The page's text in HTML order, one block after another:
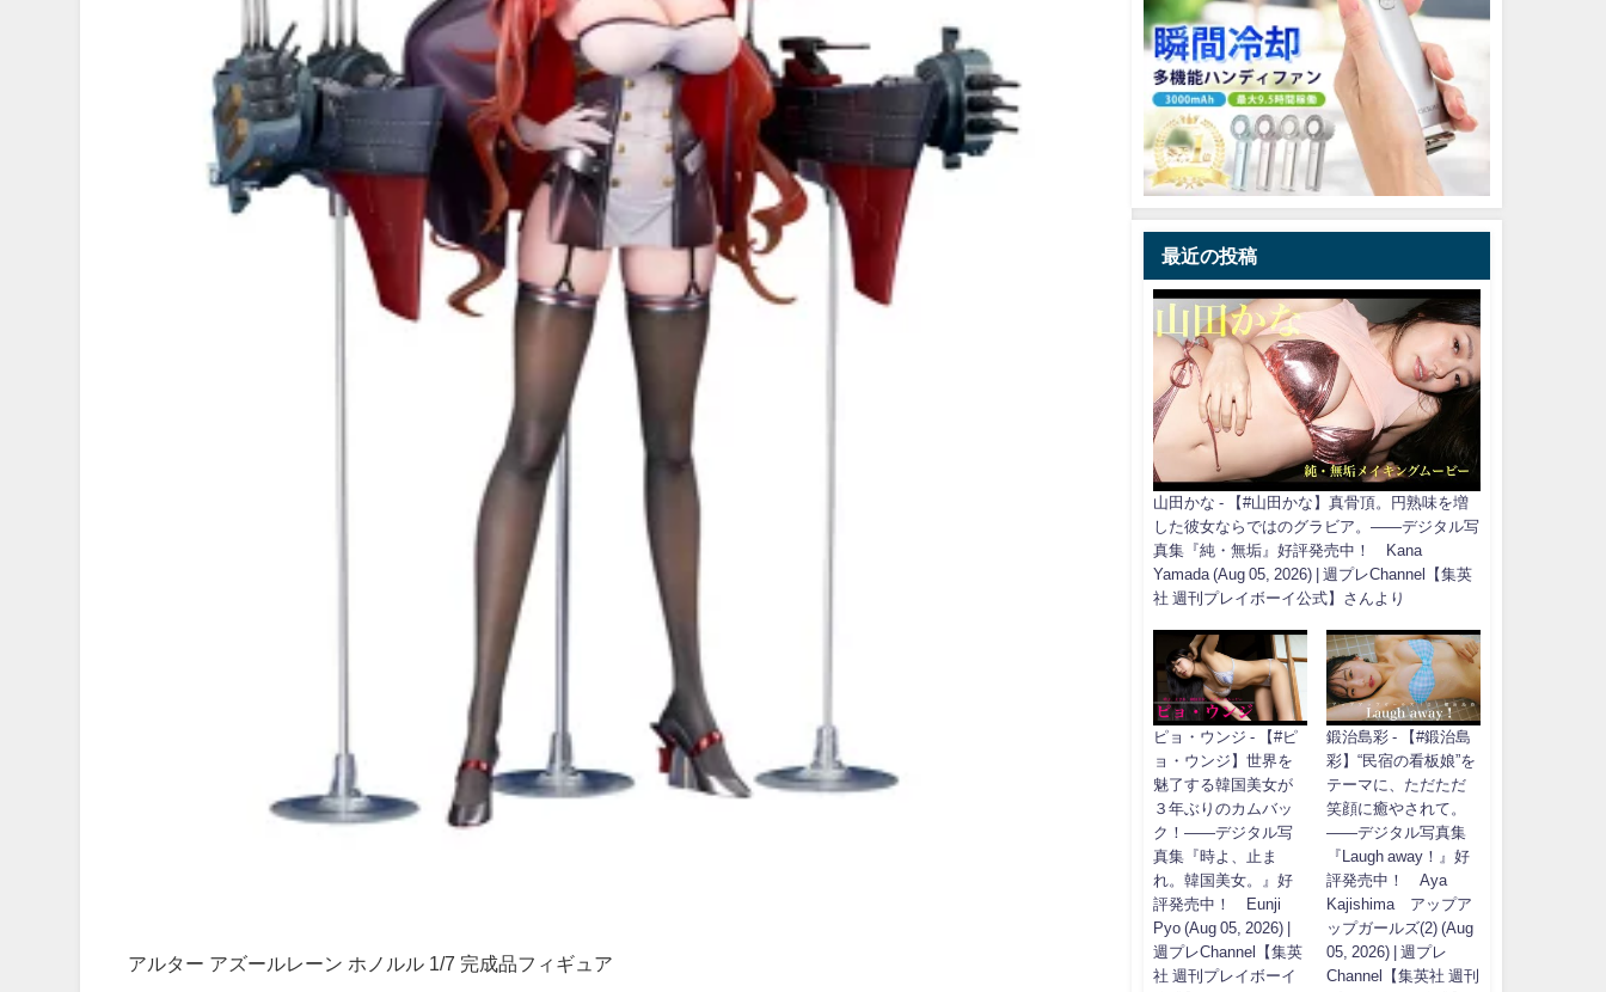
アルター アズールレーン ホノルル 1/7 完成品フィギュア
最近の投稿
山田かな - 【#山田かな】真骨頂。円熟味を増
した彼女ならではのグラビア。――デジタル写
真集『純・無垢』好評発売中！ Kana
Yamada (Aug 05, 2026) | 週プレChannel【集英
社 週刊プレイボーイ公式】さんより
ピョ・ウンジ - 【#ピ
ョ・ウンジ】世界を
魅了する韓国美女が
３年ぶりのカムバッ
ク！――デジタル写
真集『時よ、止ま
れ。韓国美女。』好
評発売中！ Eunji
Pyo (Aug 05, 2026) |
週プレChannel【集英
社 週刊プレイボーイ
鍛治島彩 - 【#鍛治島
彩】“民宿の看板娘”を
テーマに、ただただ
笑顔に癒やされて。
――デジタル写真集
『Laugh away！』好
評発売中！ Aya
Kajishima アップア
ップガールズ(2) (Aug
05, 2026) | 週プレ
Channel【集英社 週刊